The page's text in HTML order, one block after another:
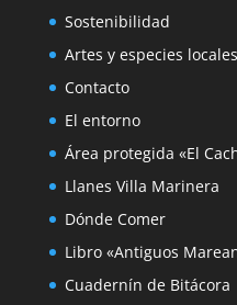
Sostenibilidad
Artes y especies locales
Contacto
El entorno
Área protegida «El
Llanes Villa Marinera
Dónde Comer
Libro «Antiguos
Cuadernín de Bitácora